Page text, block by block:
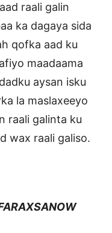
raali galin
ka dagaya sida
qofka aad ku
maadaama
aysan isku
la maslaxeeyo
raali galinta ku
wax raali galiso.